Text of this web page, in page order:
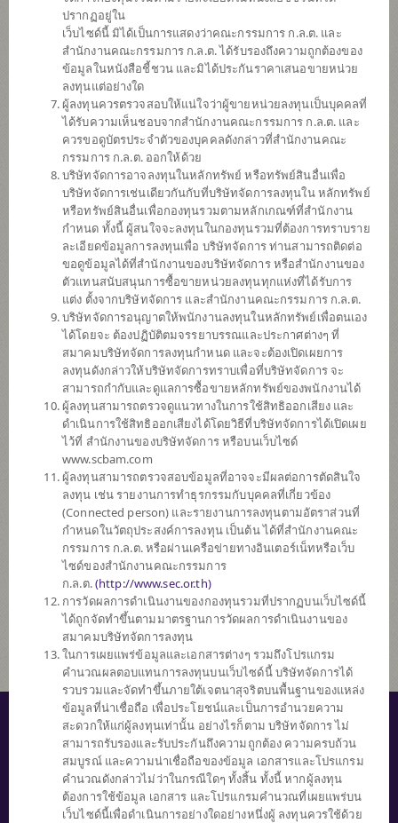
จ่ายเงินปันผล)
SCBDV
กองทุนเปิดไทยพาณิชย์หุ้นทุนปันผล
(ชนิดจ่ายเงินปันผล)
SCBINCA
กองทุนเปิดไทยพาณิชย์ อินคัม
(ชนิดสะสมมูลค่า)
SCBLEQA
กองทุนเปิดไทยพาณิชย์ หุ้น LOW
VOLATILITY
(ชนิดสะสมมูลค่า)
SCBPGF
โกลบอล ฟันด์ (ชนิดสะสมมูลค่า)
SCBGEARA
กองทุนเปิดไทยพาณิชย์ โกลบอล อิควิ
ตี้ แอพโซลูท
รีเทิร์น (ชนิดสะสมมูลค่า)
ปรากฏอยู่ใน
เว็บไซด์นี้ มิได้เป็นการแสดงว่าคณะกรรมการ ก.ล.ต. และ
สำนักงานคณะกรรมการ ก.ล.ต. ได้รับรองถึงความถูกต้องของ
ข้อมูลในหนังสือชี้ชวน และมิได้ประกันราคาเสนอขายหน่วย
ลงทุนแต่อย่างใด
ผู้ลงทุนควรตรวจสอบให้แน่ใจว่าผู้ขายหน่วยลงทุนเป็นบุคคลที่
ได้รับความเห็นชอบจากสำนักงานคณะกรรมการ ก.ล.ต. และ
ควรขอดูบัตรประจำตัวของบุคคลดังกล่าวที่สำนักงานคณะ
กรรมการ ก.ล.ต. ออกให้ด้วย
บริษัทจัดการอาจลงทุนในหลักทรัพย์ หรือทรัพย์สินอื่นเพื่อ
บริษัทจัดการเช่นเดียวกันกับที่บริษัทจัดการลงทุนใน หลักทรัพย์
หรือทรัพย์สินอื่นเพื่อกองทุนรวมตามหลักเกณฑ์ที่สำนักงาน
กำหนด ทั้งนี้ ผู้สนใจจะลงทุนในกองทุนรวมที่ต้องการทราบราย
ละเอียดข้อมูลการลงทุนเพื่อ บริษัทจัดการ ท่านสามารถติดต่อ
ขอดูข้อมูลได้ที่สำนักงานของบริษัทจัดการ หรือสำนักงานของ
ตัวแทนสนับสนุนการซื้อขายหน่วยลงทุนทุกแห่งที่ได้รับการ
แต่ง ตั้งจากบริษัทจัดการ และสำนักงานคณะกรรมการ ก.ล.ต.
บริษัทจัดการอนุญาตให้พนักงานลงทุนในหลักทรัพย์เพื่อตนเอง
ได้โดยจะ ต้องปฏิบัติตมจรรยาบรรณและประกาศต่างๆ ที่
สมาคมบริษัทจัดการลงทุนกำหนด และจะต้องเปิดเผยการ
ลงทุนดังกล่าวให้บริษัทจัดการทราบเพื่อที่บริษัทจัดการ จะ
สามารถกำกับและดูแลการซื้อขายหลักทรัพย์ของพนักงานได้
ผู้ลงทุนสามารถตรวจดูแนวทางในการใช้สิทธิออกเสียง และ
ดำเนินการใช้สิทธิออกเสียงได้โดยวิธีที่บริษัทจัดการได้เปิดเผย
ไว้ที่ สำนักงานของบริษัทจัดการ หรือบนเว็บไซด์
www.scbam.com
ผู้ลงทุนสามารถตรวจสอบข้อมูลที่อาจจะมีผลต่อการตัดสินใจ
ลงทุน เช่น รายงานการทำธุรกรรมกับบุคคลที่เกี่ยวข้อง
(Connected person) และรายงานการลงทุนตามอัตราส่วนที่
กำหนดในวัตถุประสงค์การลงทุน เป็นต้น ได้ที่สำนักงานคณะ
กรรมการ ก.ล.ต. หรือผ่านเครือข่ายทางอินเตอร์เน็ทหรือเว็บ
ไซด์ของสำนักงานคณะกรรมการ
ก.ล.ต.(http://www.sec.or.th)
การวัดผลการดำเนินงานของกองทุนรวมที่ปรากฏบนเว็บไซด์นี้
ได้ถูกจัดทำขึ้นตามมาตรฐานการวัดผลการดำเนินงานของ
สมาคมบริษัทจัดการลงทุน
ในการเผยแพร่ข้อมูลและเอกสารต่างๆ รวมถึงโปรแกรม
คำนวณผลตอบแทนการลงทุนบนเว็บไซด์นี้ บริษัทจัดการได้
รวบรวมและจัดทำขึ้นภายใต้เจตนาสุจริตบนพื้นฐานของแหล่ง
ข้อมูลที่น่าเชื่อถือ เพื่อประโยชน์และเป็นการอำนวยความ
สะดวกให้แก่ผู้ลงทุนเท่านั้น อย่างไรก็ตาม บริษัทจัดการ ไม่
สามารถรับรองและรับประกันถึงความถูกต้อง ความครบถ้วน
สมบูรณ์ และความน่าเชื่อถือของข้อมูล เอกสารและโปรแกรม
คำนวณดังกล่าวไม่ว่าในกรณีใดๆ ทั้งสิ้น ทั้งนี้ หากผู้ลงทุน
ต้องการใช้ข้อมูล เอกสาร และโปรแกรมคำนวณที่เผยแพร่บน
เว็บไซด์นี้เพื่อดำเนินการอย่างใดอย่างหนึ่งผู้ ลงทุนควรใช้ด้วย
© สงวนลิขสิทธิ์ 2559 บริษัทหลักทรัพย์จัดการกองทุนไทยพาณิชย์ จำกัด
นโยบายความเป็นส่วนตัว
คำสงวนสิทธิ์
SECURITY TIPS